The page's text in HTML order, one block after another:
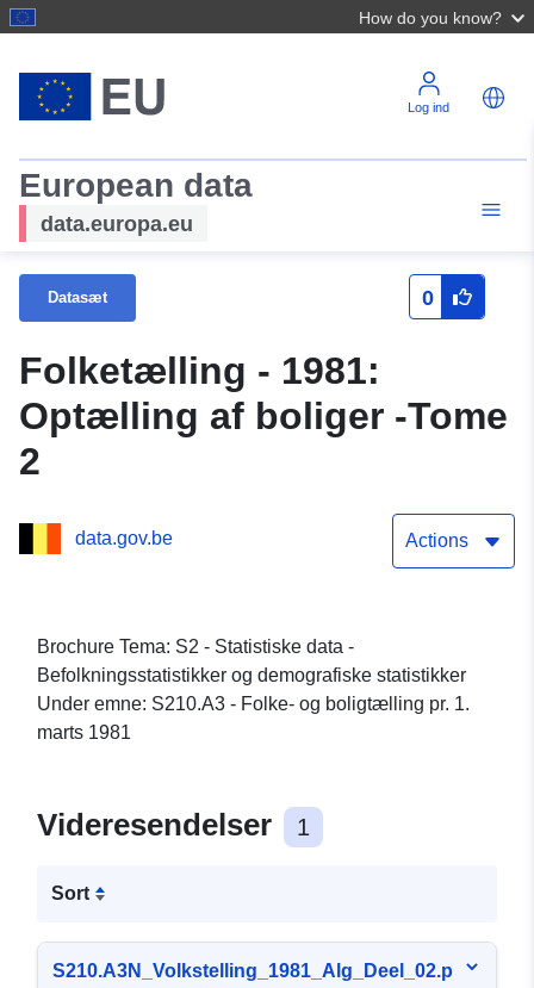
How do you know?
Log ind
European data
data.europa.eu
Datasæt 0
Folketælling - 1981:
Optælling af boliger -Tome
2
data.gov.be Actions
Brochure Tema: S2 - Statistiske data -
Befolkningsstatistikker og demografiske statistikker
Under emne: S210.A3 - Folke- og boligtælling pr. 1.
marts 1981
Videresendelser 1
Sort
S210.A3N_Volkstelling_1981_Alg_Deel_02.p